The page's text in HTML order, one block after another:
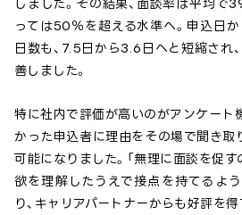
しました。その結果、面談率は平均で
っては50％を超える水準へ。申込日
日数も、7.5日から3.6日へと短縮され
善しました。
特に社内で評価が高いのがアンケート
かった申込者に理由をその場で聞き取
可能になりました。「無理に面談を促
欲を理解したうえで接点を持てるよ
り、キャリアパートナーからも好評を得